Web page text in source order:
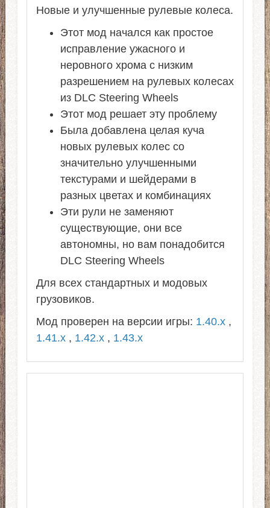
Новые и улучшенные рулевые колеса.
Этот мод начался как простое
исправление ужасного и
неровного хрома с низким
разрешением на рулевых колесах
из DLC Steering Wheels
Этот мод решает эту проблему
Была добавлена целая куча
новых рулевых колес со
значительно улучшенными
текстурами и шейдерами в
разных цветах и ​​комбинациях
Эти рули не заменяют
существующие, они все
автономны, но вам понадобится
DLC Steering Wheels
Для всех стандартных и модовых
грузовиков.
Мод проверен на версии игры: 1.40.x,
1.41.x, 1.42.x, 1.43.x